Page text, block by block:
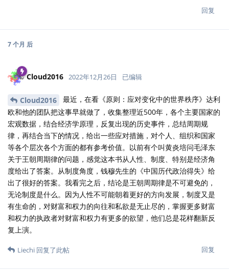
回复
7 个月 后
Cloud2016 2022年12月26日 已编辑
Cloud2016
最近，在看《原则：应对变化中的世界秩序》达利
欧和他的团队把这事早就做了，收集整理近500年，各个主要国家的
宏观数据，结合经济学原理，反复出现的历史事件，总结周期规
律，再结合当下的情况，给出一些应对措施，对个人、组织和国家
等各个层次各个方面的都有参考价值。以前有个叫黄炎培问毛泽东
关于王朝周期律的问题，感觉这本书从人性、制度、特别是经济角
度给出了答案。从制度角度，钱穆先生的《中国历代政治得失》给
出了很好的答案。我看完之后，结论是王朝周期律是不可避免的，
无论制度是什么。因为人性不可能朝着更好的方向发展，制度又是
有生命的，对财富和权力的向往和私欲是无止尽的，掌握更多财富
和权力的执政者对财富和权力有更多的欲望，他们总是花样翻新反
复上演。
回复
Liechi 回复了此帖